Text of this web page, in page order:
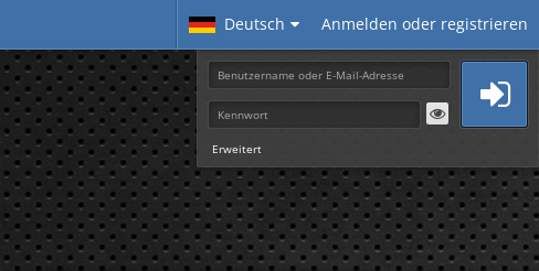
Deutsch Anmelden oder registrieren
Erweitert